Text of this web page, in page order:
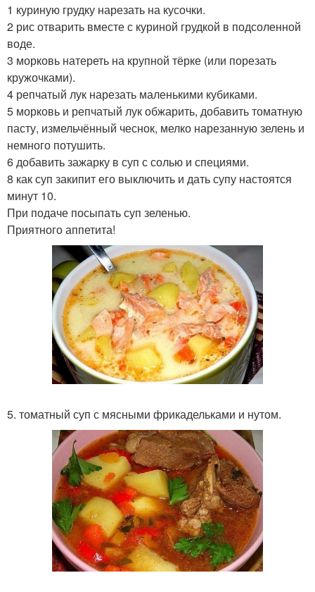
1 куриную грудку нарезать на кусочки.
2 рис отварить вместе с куриной грудкой в подсоленной
воде.
3 морковь натереть на крупной тёрке (или порезать
кружочками).
4 репчатый лук нарезать маленькими кубиками.
5 морковь и репчатый лук обжарить, добавить томатную
пасту, измельчённый чеснок, мелко нарезанную зелень и
немного потушить.
6 добавить зажарку в суп с солью и специями.
8 как суп закипит его выключить и дать супу настоятся
минут 10.
При подаче посыпать суп зеленью.
Приятного аппетита!
5. томатный суп с мясными фрикадельками и нутом.